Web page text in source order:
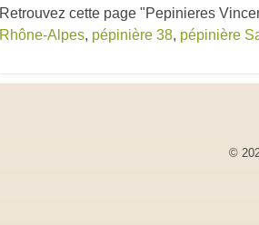
Retrouvez cette page "Pepinieres
Rhône-Alpes, pépinière 38, pépinière
©